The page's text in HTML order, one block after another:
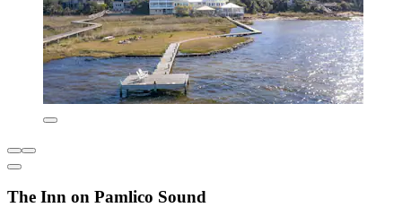
The Inn on Pamlico Sound